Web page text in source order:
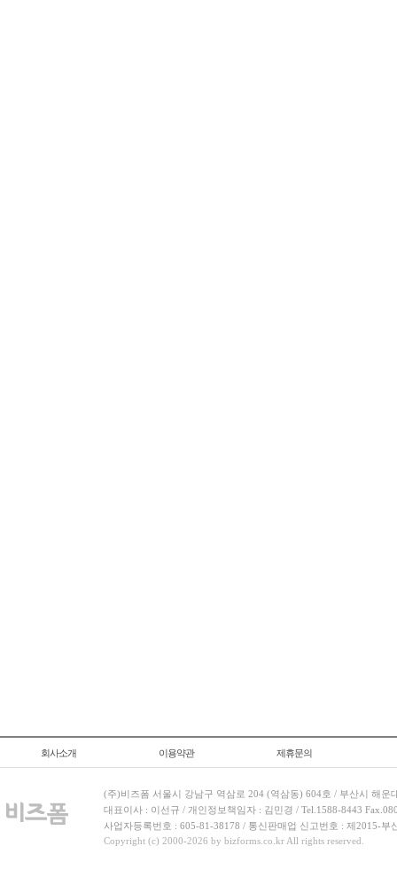
회사소개 이용약관 제휴문의
(주)비즈폼 서울시 강남구 역삼로 204 (역삼동) 604호 / 부산시 해운
대표이사 : 이선규 / 개인정보책임자 : 김민경 / Tel.1588-8443
사업자등록번호 : 605-81-38178 / 통신판매업 신고번호 : 제2015-부
Copyright (c) 2000-2026 by bizforms.co.kr All rights reserved.